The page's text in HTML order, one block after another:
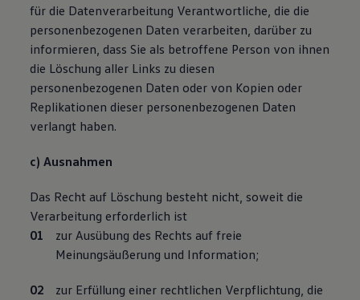
für die Datenverarbeitung Verantwortliche, die die
personenbezogenen Daten verarbeiten, darüber zu
informieren, dass Sie als betroffene Person von ihnen
die Löschung aller Links zu diesen
personenbezogenen Daten oder von Kopien oder
Replikationen dieser personenbezogenen Daten
verlangt haben.
c) Ausnahmen
Das Recht auf Löschung besteht nicht, soweit die
Verarbeitung erforderlich ist
zur Ausübung des Rechts auf freie
Meinungsäußerung und Information;
zur Erfüllung einer rechtlichen Verpflichtung, die